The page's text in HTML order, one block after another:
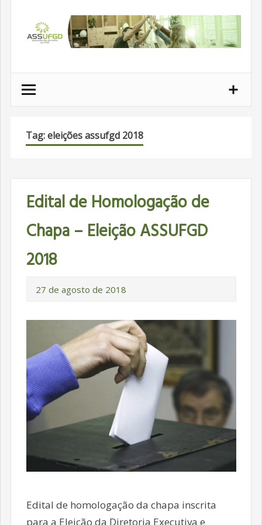
conteúdo
Tag: eleições assufgd 2018
Edital de Homologação de
Chapa – Eleição ASSUFGD
2018
27 de agosto de 2018
Edital de homologação da chapa inscrita
para a Eleição da Diretoria Executiva e